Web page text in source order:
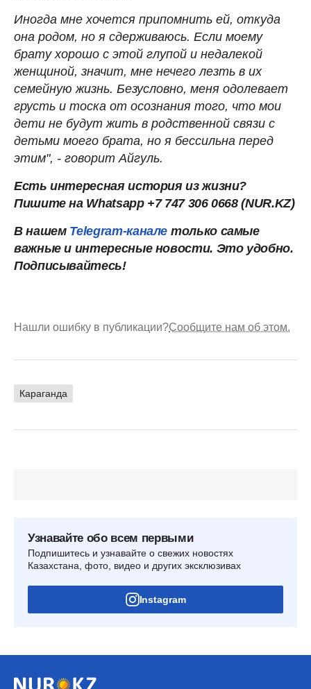
Иногда мне хочется припомнить ей, откуда
она родом, но я сдерживаюсь. Если моему
брату хорошо с этой глупой и недалекой
женщиной, значит, мне нечего лезть в их
семейную жизнь. Безусловно, меня одолевает
грусть и тоска от осознания того, что мои
дети не будут жить в родственной связи с
детьми моего брата, но я бессильна перед
этим", - говорит Айгуль.
Есть интересная история из жизни?
Пишите на Whatsapp +7 747 306 0668 (NUR.KZ)
В нашем Telegram-канале только самые
важные и интересные новости. Это удобно.
Подписывайтесь!
Нашли ошибку в публикации?Сообщите нам об этом.
Караганда
Узнавайте обо всем первыми
Подпишитесь и узнавайте о свежих новостях
Казахстана, фото, видео и других эксклюзивах
Instagram